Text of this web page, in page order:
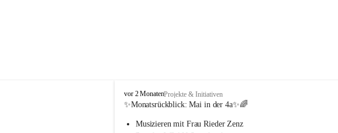
V
o
k
vor 2 MonatenProjekte & Initiativen
✨Monatsrückblick: Mai in der 4a✨🌈
Musizieren mit Frau Rieder Zenz